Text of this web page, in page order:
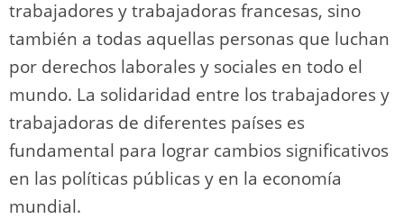
trabajadores y trabajadoras francesas, sino
también a todas aquellas personas que luchan
por derechos laborales y sociales en todo el
mundo. La solidaridad entre los trabajadores y
trabajadoras de diferentes países es
fundamental para lograr cambios significativos
en las políticas públicas y en la economía
mundial.